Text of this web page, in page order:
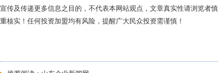
宣传及传递更多信息之目的，不代表本网站观点，文章真实性请浏览者慎
重核实！任何投资加盟均有风险，提醒广大民众投资需谨慎！